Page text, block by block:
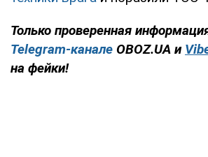
Только проверенная
Telegram-канале OBOZ.UA и
на фейки!